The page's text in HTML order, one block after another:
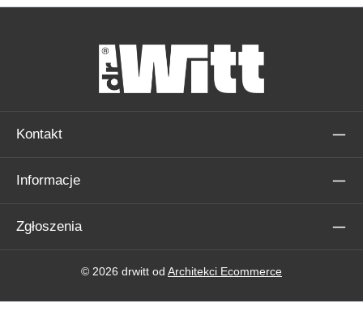
Kontakt
Informacje
Zgłoszenia
© 2026 drwitt od Architekci Ecommerce